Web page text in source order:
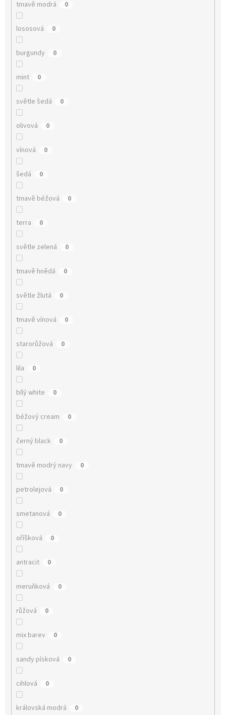
tmavě modrá 0
lososová 0
burgundy 0
mint 0
světle šedá 0
olivová 0
vínová 0
šedá 0
tmavě béžová 0
terra 0
světle zelená 0
tmavě hnědá 0
světle žlutá 0
tmavě vínová 0
starorůžová 0
lila 0
bílý white 0
béžový cream 0
černý black 0
tmavě modrý navy 0
petrolejová 0
smetanová 0
oříšková 0
antracit 0
meruňková 0
růžová 0
mix barev 0
sandy písková 0
cihlová 0
královská modrá 0